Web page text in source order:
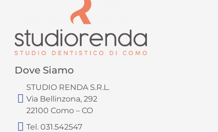
Dove Siamo
STUDIO RENDA S.R.L.
Via Bellinzona, 292
22100 Como – CO
Tel. 031.542547